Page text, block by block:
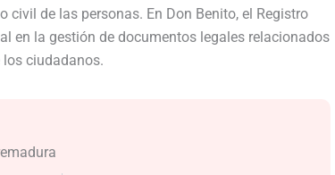
civil de las personas. En Don Benito, el Registro
en la gestión de documentos legales relacionados
ciudadanos.